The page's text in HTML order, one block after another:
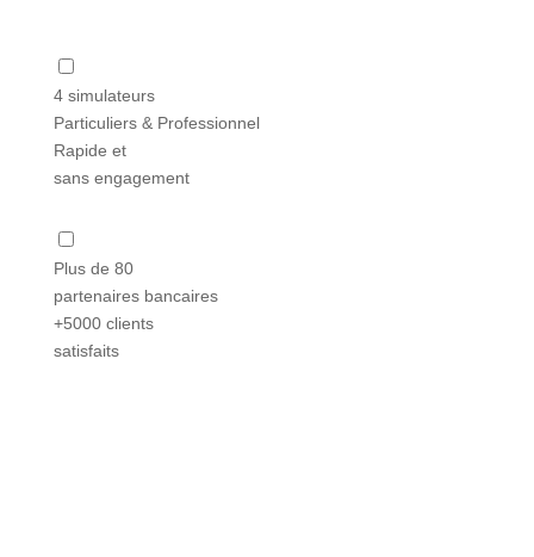
4 simulateurs
Particuliers & Professionnel
Rapide et
sans engagement
Plus de 80
partenaires bancaires
+5000 clients
satisfaits